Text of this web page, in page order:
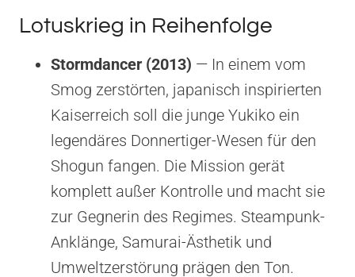
Lotuskrieg in Reihenfolge
Stormdancer (2013) — In einem vom
Smog zerstörten, japanisch inspirierten
Kaiserreich soll die junge Yukiko ein
legendäres Donnertiger-Wesen für den
Shogun fangen. Die Mission gerät
komplett außer Kontrolle und macht sie
zur Gegnerin des Regimes. Steampunk-
Anklänge, Samurai-Ästhetik und
Umweltzerstörung prägen den Ton.